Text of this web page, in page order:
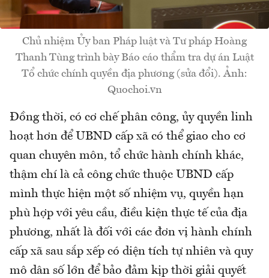
Chủ nhiệm Ủy ban Pháp luật và Tư pháp Hoàng
Thanh Tùng trình bày Báo cáo thẩm tra dự án Luật
Tổ chức chính quyền địa phương (sửa đổi). Ảnh:
Quochoi.vn
Đồng thời, có cơ chế phân công, ủy quyền linh
hoạt hơn để UBND cấp xã có thể giao cho cơ
quan chuyên môn, tổ chức hành chính khác,
thậm chí là cả công chức thuộc UBND cấp
mình thực hiện một số nhiệm vụ, quyền hạn
phù hợp với yêu cầu, điều kiện thực tế của địa
phương, nhất là đối với các đơn vị hành chính
cấp xã sau sắp xếp có diện tích tự nhiên và quy
mô dân số lớn để bảo đảm kịp thời giải quyết